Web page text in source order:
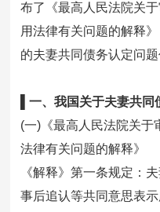
布了《最高人民法院关
用法律有关问题的解释
的夫妻共同债务认定问题
▌一、我国关于夫妻共
(一)《最高人民法院关于
法律有关问题的解释》
《解释》第一条规定：
事后追认等共同意思表